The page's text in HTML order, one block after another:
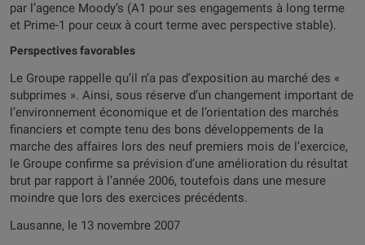
par l’agence Moody’s (A1 pour ses engagements à long terme
et Prime-1 pour ceux à court terme avec perspective stable).
Perspectives favorables
Le Groupe rappelle qu’il n’a pas d’exposition au marché des «
subprimes ». Ainsi, sous réserve d’un changement important de
l’environnement économique et de l’orientation des marchés
financiers et compte tenu des bons développements de la
marche des affaires lors des neuf premiers mois de l’exercice,
le Groupe confirme sa prévision d’une amélioration du résultat
brut par rapport à l’année 2006, toutefois dans une mesure
moindre que lors des exercices précédents.
Lausanne, le 13 novembre 2007